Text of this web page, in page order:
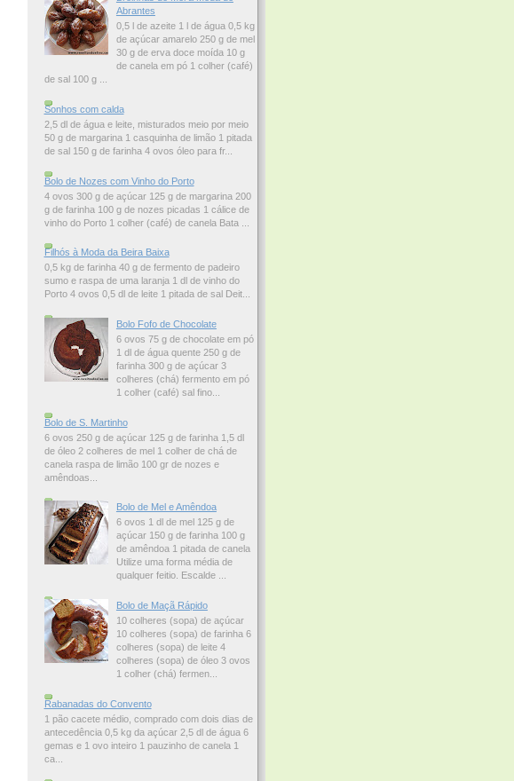
Abrantes
0,5 l de azeite 1 l de água 0,5 kg
de açúcar amarelo 250 g de mel
30 g de erva doce moída 10 g
de canela em pó 1 colher (café)
de sal 100 g ...
Sonhos com calda
2,5 dl de água e leite, misturados meio por meio
50 g de margarina 1 casquinha de limão 1 pitada
de sal 150 g de farinha 4 ovos óleo para fr...
Bolo de Nozes com Vinho do Porto
4 ovos 300 g de açúcar 125 g de margarina 200
g de farinha 100 g de nozes picadas 1 cálice de
vinho do Porto 1 colher (café) de canela Bata ...
Filhós à Moda da Beira Baixa
0,5 kg de farinha 40 g de fermento de padeiro
sumo e raspa de uma laranja 1 dl de vinho do
Porto 4 ovos 0,5 dl de leite 1 pitada de sal Deit...
Bolo Fofo de Chocolate
6 ovos 75 g de chocolate em pó
1 dl de água quente 250 g de
farinha 300 g de açúcar 3
colheres (chá) fermento em pó
1 colher (café) sal fino...
Bolo de S. Martinho
6 ovos 250 g de açúcar 125 g de farinha 1,5 dl
de óleo 2 colheres de mel 1 colher de chá de
canela raspa de limão 100 gr de nozes e
amêndoas...
Bolo de Mel e Amêndoa
6 ovos 1 dl de mel 125 g de
açúcar 150 g de farinha 100 g
de amêndoa 1 pitada de canela
Utilize uma forma média de
qualquer feitio. Escalde ...
Bolo de Maçã Rápido
10 colheres (sopa) de açúcar
10 colheres (sopa) de farinha 6
colheres (sopa) de leite 4
colheres (sopa) de óleo 3 ovos
1 colher (chá) fermen...
Rabanadas do Convento
1 pão cacete médio, comprado com dois dias de
antecedência 0,5 kg da açúcar 2,5 dl de água 6
gemas e 1 ovo inteiro 1 pauzinho de canela 1
ca...